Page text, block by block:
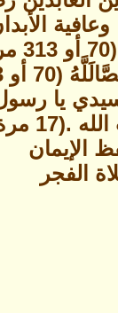
.
مرة) .
يا رسول
مرة) .
الإيمان
الفجر